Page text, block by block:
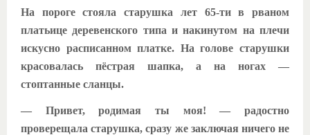
На пороге стояла старушка лет 65-ти в рваном
платьице деревенского типа и накинутом на плечи
искусно расписанном платке. На голове старушки
красовалась пёстрая шапка, а на ногах —
стоптанные сланцы.
— Привет, родимая ты моя! — радостно
проверещала старушка, сразу же заключая ничего не